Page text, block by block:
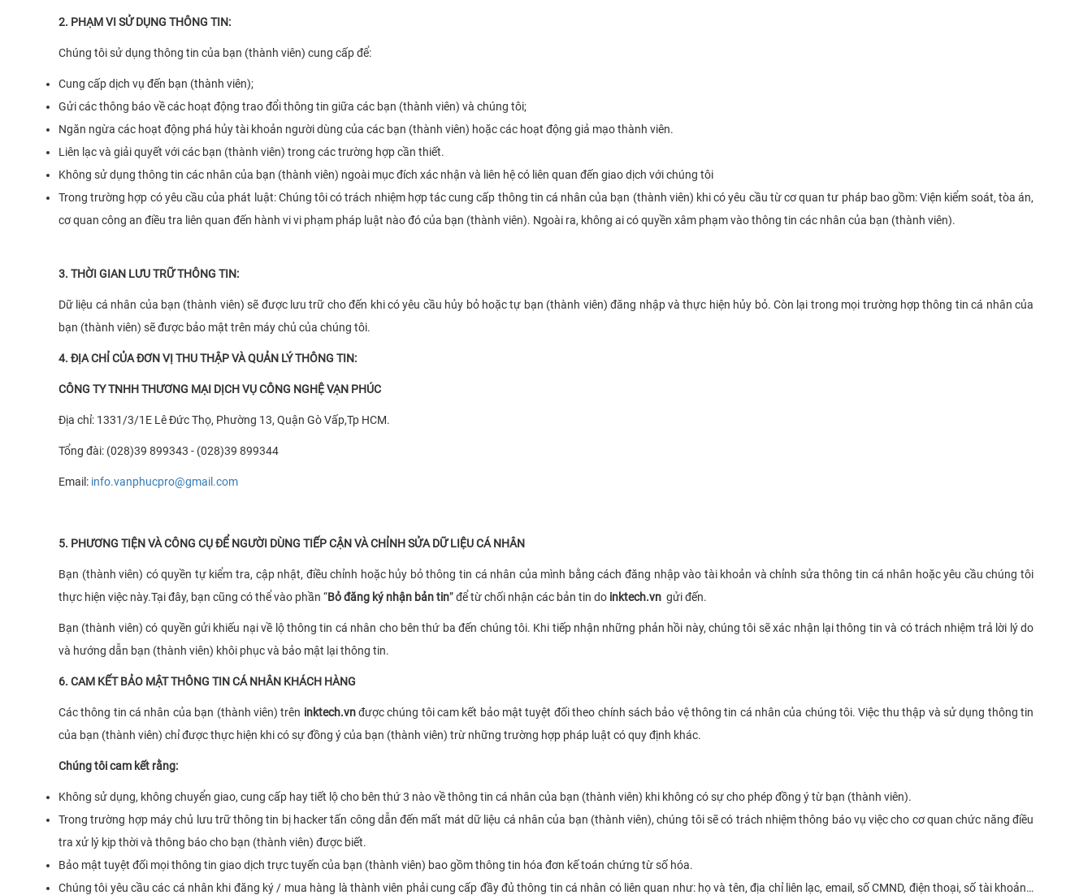
2. PHẠM VI SỬ DỤNG THÔNG TIN:
Chúng tôi sử dụng thông tin của bạn (thành viên) cung cấp để:
Cung cấp dịch vụ đến bạn (thành viên);
Gửi các thông báo về các hoạt động trao đổi thông tin giữa các bạn (thành viên) và chúng tôi;
Ngăn ngừa các hoạt động phá hủy tài khoản người dùng của các bạn (thành viên) hoặc các hoạt động giả mạo thành viên.
Liên lạc và giải quyết với các bạn (thành viên) trong các trường hợp cần thiết.
Không sử dụng thông tin các nhân của bạn (thành viên) ngoài mục đích xác nhận và liên hệ có liên quan đến giao dịch với chúng tôi
Trong trường hợp có yêu cầu của phát luật: Chúng tôi có trách nhiệm hợp tác cung cấp thông tin cá nhân của bạn (thành viên) khi có yêu cầu từ cơ quan tư pháp bao gồm: Viện kiểm soát, tòa án,
cơ quan công an điều tra liên quan đến hành vi vi phạm pháp luật nào đó của bạn (thành viên). Ngoài ra, không ai có quyền xâm phạm vào thông tin các nhân của bạn (thành viên).
3. THỜI GIAN LƯU TRỮ THÔNG TIN:
Dữ liệu cá nhân của bạn (thành viên) sẽ được lưu trữ cho đến khi có yêu cầu hủy bỏ hoặc tự bạn (thành viên) đăng nhập và thực hiện hủy bỏ. Còn lại trong mọi trường hợp thông tin cá nhân của
bạn (thành viên) sẽ được bảo mật trên máy chủ của chúng tôi.
4. ĐỊA CHỈ CỦA ĐƠN VỊ THU THẬP VÀ QUẢN LÝ THÔNG TIN:
CÔNG TY TNHH THƯƠNG MẠI DỊCH VỤ CÔNG NGHỆ VẠN PHÚC
Địa chỉ: 1331/3/1E Lê Đức Thọ, Phường 13, Quận Gò Vấp,Tp HCM.
Tổng đài: (028)39 899343 - (028)39 899344
Email: info.vanphucpro@gmail.com
5. PHƯƠNG TIỆN VÀ CÔNG CỤ ĐỂ NGƯỜI DÙNG TIẾP CẬN VÀ CHỈNH SỬA DỮ LIỆU CÁ NHÂN
Bạn (thành viên) có quyền tự kiểm tra, cập nhật, điều chỉnh hoặc hủy bỏ thông tin cá nhân của mình bằng cách đăng nhập vào tài khoản và chỉnh sửa thông tin cá nhân hoặc yêu cầu chúng tôi
thực hiện việc này.Tại đây, bạn cũng có thể vào phần “Bỏ đăng ký nhận bản tin” để từ chối nhận các bản tin do inktech.vn gửi đến.
Bạn (thành viên) có quyền gửi khiếu nại về lộ thông tin cá nhân cho bên thứ ba đến chúng tôi. Khi tiếp nhận những phản hồi này, chúng tôi sẽ xác nhận lại thông tin và có trách nhiệm trả lời lý do
và hướng dẫn bạn (thành viên) khôi phục và bảo mật lại thông tin.
6. CAM KẾT BẢO MẬT THÔNG TIN CÁ NHÂN KHÁCH HÀNG
Các thông tin cá nhân của bạn (thành viên) trên inktech.vnđược chúng tôi cam kết bảo mật tuyệt đối theo chính sách bảo vệ thông tin cá nhân của chúng tôi. Việc thu thập và sử dụng thông tin
của bạn (thành viên) chỉ được thực hiện khi có sự đồng ý của bạn (thành viên) trừ những trường hợp pháp luật có quy định khác.
Chúng tôi cam kết rằng:
Không sử dụng, không chuyển giao, cung cấp hay tiết lộ cho bên thứ 3 nào về thông tin cá nhân của bạn (thành viên) khi không có sự cho phép đồng ý từ bạn (thành viên).
Trong trường hợp máy chủ lưu trữ thông tin bị hacker tấn công dẫn đến mất mát dữ liệu cá nhân của bạn (thành viên), chúng tôi sẽ có trách nhiệm thông báo vụ việc cho cơ quan chức năng điều
tra xử lý kịp thời và thông báo cho bạn (thành viên) được biết.
Bảo mật tuyệt đối mọi thông tin giao dịch trực tuyến của bạn (thành viên) bao gồm thông tin hóa đơn kế toán chứng từ số hóa.
Chúng tôi yêu cầu các cá nhân khi đăng ký / mua hàng là thành viên phải cung cấp đầy đủ thông tin cá nhân có liên quan như: họ và tên, địa chỉ liên lạc, email, số CMND, điện thoại, số tài khoản…